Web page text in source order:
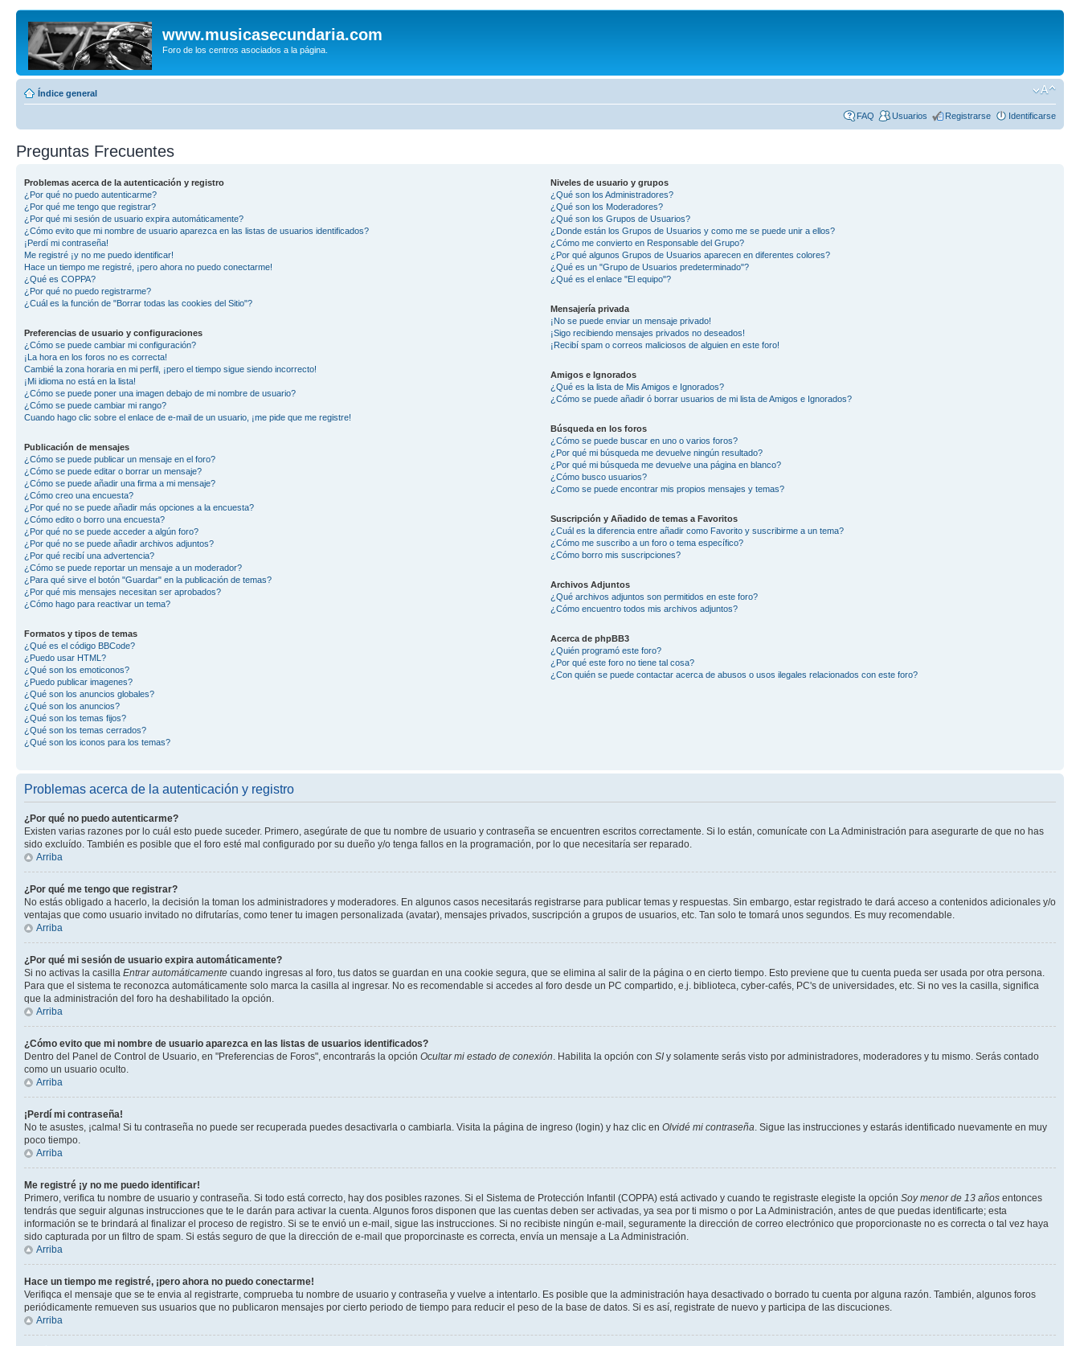
www.musicasecundaria.com
Foro de los centros asociados a la página.
Índice general
FAQ Usuarios Registrarse Identificarse
Preguntas Frecuentes
Problemas acerca de la autenticación y registro
¿Por qué no puedo autenticarme?
¿Por qué me tengo que registrar?
¿Por qué mi sesión de usuario expira automáticamente?
¿Cómo evito que mi nombre de usuario aparezca en las listas de usuarios identificados?
¡Perdí mi contraseña!
Me registré ¡y no me puedo identificar!
Hace un tiempo me registré, ¡pero ahora no puedo conectarme!
¿Qué es COPPA?
¿Por qué no puedo registrarme?
¿Cuál es la función de "Borrar todas las cookies del Sitio"?
Preferencias de usuario y configuraciones
¿Cómo se puede cambiar mi configuración?
¡La hora en los foros no es correcta!
Cambié la zona horaria en mi perfil, ¡pero el tiempo sigue siendo incorrecto!
¡Mi idioma no está en la lista!
¿Cómo se puede poner una imagen debajo de mi nombre de usuario?
¿Cómo se puede cambiar mi rango?
Cuando hago clic sobre el enlace de e-mail de un usuario, ¡me pide que me registre!
Publicación de mensajes
¿Cómo se puede publicar un mensaje en el foro?
¿Cómo se puede editar o borrar un mensaje?
¿Cómo se puede añadir una firma a mi mensaje?
¿Cómo creo una encuesta?
¿Por qué no se puede añadir más opciones a la encuesta?
¿Cómo edito o borro una encuesta?
¿Por qué no se puede acceder a algún foro?
¿Por qué no se puede añadir archivos adjuntos?
¿Por qué recibí una advertencia?
¿Cómo se puede reportar un mensaje a un moderador?
¿Para qué sirve el botón "Guardar" en la publicación de temas?
¿Por qué mis mensajes necesitan ser aprobados?
¿Cómo hago para reactivar un tema?
Formatos y tipos de temas
¿Qué es el código BBCode?
¿Puedo usar HTML?
¿Qué son los emoticonos?
¿Puedo publicar imagenes?
¿Qué son los anuncios globales?
¿Qué son los anuncios?
¿Qué son los temas fijos?
¿Qué son los temas cerrados?
¿Qué son los iconos para los temas?
Niveles de usuario y grupos
¿Qué son los Administradores?
¿Qué son los Moderadores?
¿Qué son los Grupos de Usuarios?
¿Donde están los Grupos de Usuarios y como me se puede unir a ellos?
¿Cómo me convierto en Responsable del Grupo?
¿Por qué algunos Grupos de Usuarios aparecen en diferentes colores?
¿Qué es un "Grupo de Usuarios predeterminado"?
¿Qué es el enlace "El equipo"?
Mensajería privada
¡No se puede enviar un mensaje privado!
¡Sigo recibiendo mensajes privados no deseados!
¡Recibí spam o correos maliciosos de alguien en este foro!
Amigos e Ignorados
¿Qué es la lista de Mis Amigos e Ignorados?
¿Cómo se puede añadir ó borrar usuarios de mi lista de Amigos e Ignorados?
Búsqueda en los foros
¿Cómo se puede buscar en uno o varios foros?
¿Por qué mi búsqueda me devuelve ningún resultado?
¿Por qué mi búsqueda me devuelve una página en blanco?
¿Cómo busco usuarios?
¿Como se puede encontrar mis propios mensajes y temas?
Suscripción y Añadido de temas a Favoritos
¿Cuál es la diferencia entre añadir como Favorito y suscribirme a un tema?
¿Cómo me suscribo a un foro o tema específico?
¿Cómo borro mis suscripciones?
Archivos Adjuntos
¿Qué archivos adjuntos son permitidos en este foro?
¿Cómo encuentro todos mis archivos adjuntos?
Acerca de phpBB3
¿Quién programó este foro?
¿Por qué este foro no tiene tal cosa?
¿Con quién se puede contactar acerca de abusos o usos ilegales relacionados con este foro?
Problemas acerca de la autenticación y registro
¿Por qué no puedo autenticarme?
Existen varias razones por lo cuál esto puede suceder. Primero, asegúrate de que tu nombre de usuario y contraseña se encuentren escritos correctamente. Si lo están, comunícate con La Administración para asegurarte de que no has
sido excluído. También es posible que el foro esté mal configurado por su dueño y/o tenga fallos en la programación, por lo que necesitaría ser reparado.
Arriba
¿Por qué me tengo que registrar?
No estás obligado a hacerlo, la decisión la toman los administradores y moderadores. En algunos casos necesitarás registrarse para publicar temas y respuestas. Sin embargo, estar registrado te dará acceso a contenidos adicionales y/o
ventajas que como usuario invitado no difrutarías, como tener tu imagen personalizada (avatar), mensajes privados, suscripción a grupos de usuarios, etc. Tan solo te tomará unos segundos. Es muy recomendable.
Arriba
¿Por qué mi sesión de usuario expira automáticamente?
Si no activas la casilla Entrar automáticamente cuando ingresas al foro, tus datos se guardan en una cookie segura, que se elimina al salir de la página o en cierto tiempo. Esto previene que tu cuenta pueda ser usada por otra persona.
Para que el sistema te reconozca automáticamente solo marca la casilla al ingresar. No es recomendable si accedes al foro desde un PC compartido, e.j. biblioteca, cyber-cafés, PC's de universidades, etc. Si no ves la casilla, significa
que la administración del foro ha deshabilitado la opción.
Arriba
¿Cómo evito que mi nombre de usuario aparezca en las listas de usuarios identificados?
Dentro del Panel de Control de Usuario, en "Preferencias de Foros", encontrarás la opción Ocultar mi estado de conexión. Habilita la opción con SI y solamente serás visto por administradores, moderadores y tu mismo. Serás contado
como un usuario oculto.
Arriba
¡Perdí mi contraseña!
No te asustes, ¡calma! Si tu contraseña no puede ser recuperada puedes desactivarla o cambiarla. Visita la página de ingreso (login) y haz clic en Olvidé mi contraseña. Sigue las instrucciones y estarás identificado nuevamente en muy
poco tiempo.
Arriba
Me registré ¡y no me puedo identificar!
Primero, verifica tu nombre de usuario y contraseña. Si todo está correcto, hay dos posibles razones. Si el Sistema de Protección Infantil (COPPA) está activado y cuando te registraste elegiste la opción Soy menor de 13 años entonces
tendrás que seguir algunas instrucciones que te le darán para activar la cuenta. Algunos foros disponen que las cuentas deben ser activadas, ya sea por ti mismo o por La Administración, antes de que puedas identificarte; esta
información se te brindará al finalizar el proceso de registro. Si se te envió un e-mail, sigue las instrucciones. Si no recibiste ningún e-mail, seguramente la dirección de correo electrónico que proporcionaste no es correcta o tal vez haya
sido capturada por un filtro de spam. Si estás seguro de que la dirección de e-mail que proporcinaste es correcta, envía un mensaje a La Administración.
Arriba
Hace un tiempo me registré, ¡pero ahora no puedo conectarme!
Verifiqca el mensaje que se te envia al registrarte, comprueba tu nombre de usuario y contraseña y vuelve a intentarlo. Es posible que la administración haya desactivado o borrado tu cuenta por alguna razón. También, algunos foros
periódicamente remueven sus usuarios que no publicaron mensajes por cierto periodo de tiempo para reducir el peso de la base de datos. Si es así, registrate de nuevo y participa de las discuciones.
Arriba